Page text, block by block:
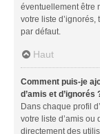
éventuellement être
votre liste
par défaut.
Haut
Comment puis-je
d’amis et d’ignorés
Dans chaque profil
votre liste d’amis ou
directement des